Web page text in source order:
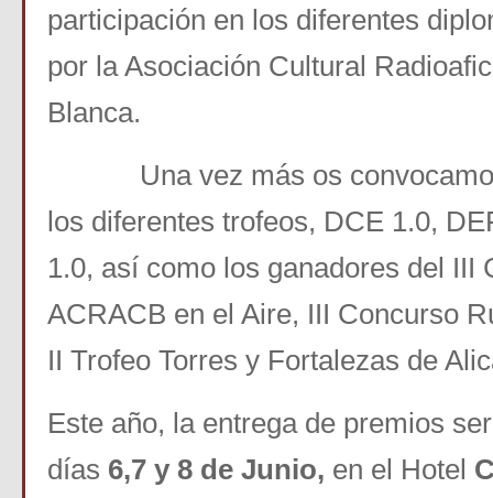
participación en los diferentes
por la Asociación Cultural
Blanca.
Una vez más os convocamos
los diferentes trofeos, DCE 1.0,
1.0, así como los ganadores del III
ACRACB en el Aire, III Concurso
II Trofeo Torres y Fortalezas de
Este año, la entrega de premios
días 6,7 y 8 de Junio, en el Hotel